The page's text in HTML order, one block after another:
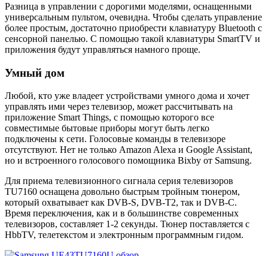
Разница в управлении с дорогими моделями, оснащенными
универсальным пультом, очевидна. Чтобы сделать управление
более простым, достаточно приобрести клавиатуру Bluetooth с
сенсорной панелью. С помощью такой клавиатуры SmartTV и
приложения будут управляться намного проще.
Умный дом
Любой, кто уже владеет устройствами умного дома и хочет
управлять ими через телевизор, может рассчитывать на
приложение Smart Things, с помощью которого все
совместимые бытовые приборы могут быть легко
подключены к сети. Голосовые команды в телевизоре
отсутствуют. Нет не только Amazon Alexa и Google Assistant,
но и встроенного голосового помощника Bixby от Samsung.
Для приема телевизионного сигнала серия телевизоров
TU7160 оснащена довольно быстрым тройным тюнером,
который охватывает как DVB-S, DVB-T2, так и DVB-C.
Время переключения, как и в большинстве современных
телевизоров, составляет 1-2 секунды. Тюнер поставляется с
HbbTV, телетекстом и электронным программным гидом.